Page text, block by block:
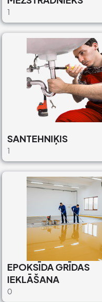
1
SANTEHNIĶIS
1
EPOKSĪDA GRĪDAS
IEKLĀŠANA
0